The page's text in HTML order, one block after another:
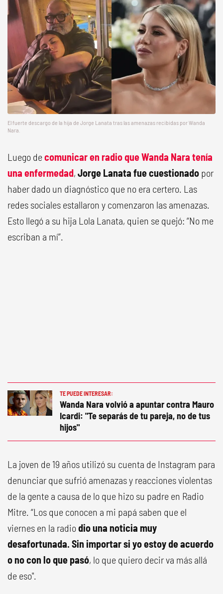
El fuerte descargo de la hija de Jorge Lanata tras las amenazas recibidas por Wanda
Nara.
Luego decomunicar en radio que Wanda Nara tenía
una enfermedad, Jorge Lanata fue cuestionado por
haber dado un diagnóstico que no era certero. Las
redes sociales estallaron y comenzaron las amenazas.
Esto llegó a su hija Lola Lanata, quien se quejó: “No me
escriban a mí”.
TE PUEDE INTERESAR:
Wanda Nara volvió a apuntar contra Mauro
Icardi: "Te separás de tu pareja, no de tus
hijos"
La joven de 19 años utilizó su cuenta de Instagram para
denunciar que sufrió amenazas y reacciones violentas
de la gente a causa de lo que hizo su padre en Radio
Mitre. “Los que conocen a mi papá saben que el
viernes en la radiodio una noticia muy
desafortunada. Sin importar si yo estoy de acuerdo
o no con lo que pasó, lo que quiero decir va más allá
de eso".